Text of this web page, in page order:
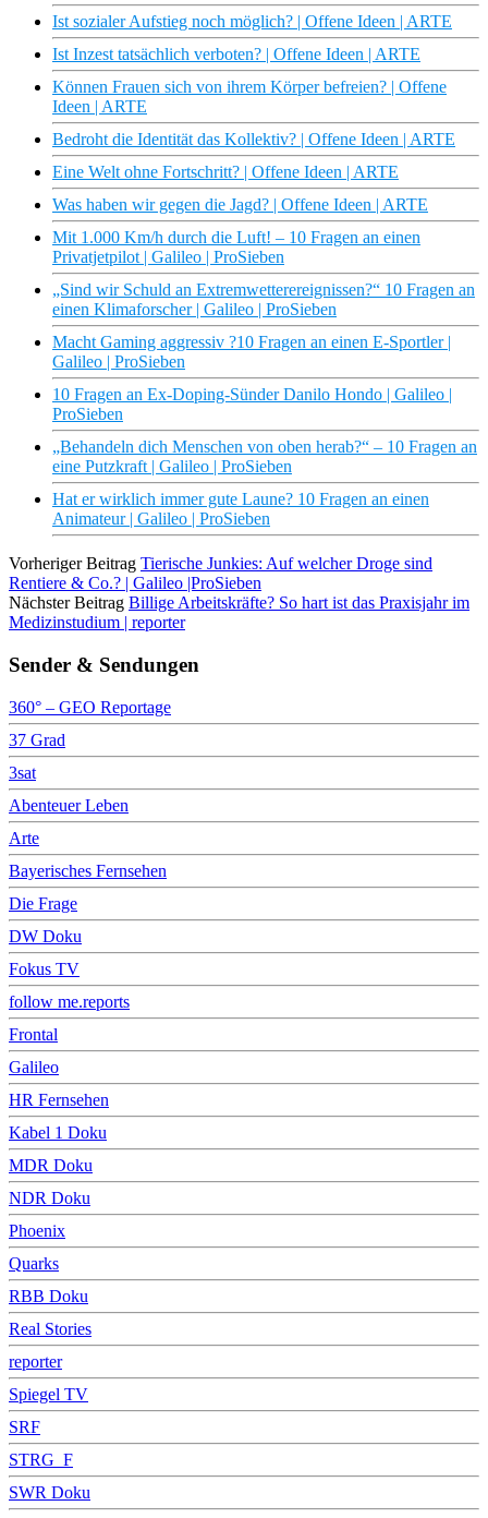
Ist sozialer Aufstieg noch möglich? | Offene Ideen | ARTE
Ist Inzest tatsächlich verboten? | Offene Ideen | ARTE
Können Frauen sich von ihrem Körper befreien? | Offene
Ideen | ARTE
Bedroht die Identität das Kollektiv? | Offene Ideen | ARTE
Eine Welt ohne Fortschritt? | Offene Ideen | ARTE
Was haben wir gegen die Jagd? | Offene Ideen | ARTE
Mit 1.000 Km/h durch die Luft! – 10 Fragen an einen
Privatjetpilot | Galileo | ProSieben
„Sind wir Schuld an Extremwetterereignissen?“ 10 Fragen an
einen Klimaforscher | Galileo | ProSieben
Macht Gaming aggressiv ?10 Fragen an einen E-Sportler |
Galileo | ProSieben
10 Fragen an Ex-Doping-Sünder Danilo Hondo | Galileo |
ProSieben
„Behandeln dich Menschen von oben herab?“ – 10 Fragen an
eine Putzkraft | Galileo | ProSieben
Hat er wirklich immer gute Laune? 10 Fragen an einen
Animateur | Galileo | ProSieben
Vorheriger Beitrag Tierische Junkies: Auf welcher Droge sind
Rentiere & Co.? | Galileo |ProSieben
Nächster Beitrag Billige Arbeitskräfte? So hart ist das Praxisjahr im
Medizinstudium | reporter
Sender & Sendungen
360° – GEO Reportage
37 Grad
3sat
Abenteuer Leben
Arte
Bayerisches Fernsehen
Die Frage
DW Doku
Fokus TV
follow me.reports
Frontal
Galileo
HR Fernsehen
Kabel 1 Doku
MDR Doku
NDR Doku
Phoenix
Quarks
RBB Doku
Real Stories
reporter
Spiegel TV
SRF
STRG_F
SWR Doku